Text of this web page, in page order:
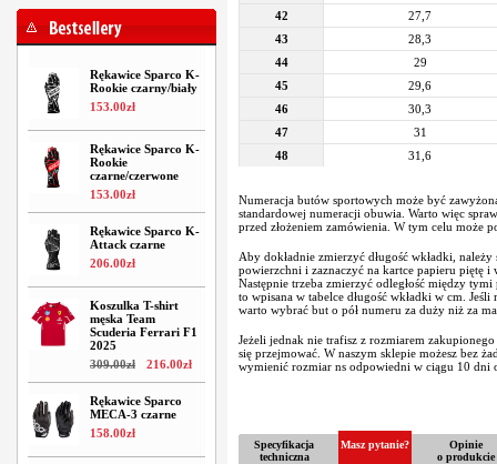
Rękawice Sparco K-
Rookie czarny/biały
153.00zł
Rękawice Sparco K-
Rookie
czarne/czerwone
153.00zł
Rękawice Sparco K-
Attack czarne
206.00zł
Koszulka T-shirt
męska Team
Scuderia Ferrari F1
2025
309.00zł 216.00zł
Rękawice Sparco
MECA-3 czarne
158.00zł
42
27,7
43
28,3
44
29
45
29,6
46
30,3
47
31
48
31,6
Numeracja butów sportowych może być
standardowej numeracji obuwia. Warto więc
przed złożeniem zamówienia. W tym celu może
Aby dokładnie zmierzyć długość wkładki, należy
powierzchni i zaznaczyć na kartce papieru piętę i
Następnie trzeba zmierzyć odległość między tymi
to wpisana w tabelce długość wkładki w cm. Jeśli
warto wybrać but o pół numeru za duży niż za
Jeżeli jednak nie trafisz z rozmiarem
się przejmować. W naszym sklepie możesz bez
wymienić rozmiar ns odpowiedni w ciągu 10 dni
Specyfikacja
techniczna
Masz pytanie?
Opinie
o produkcie